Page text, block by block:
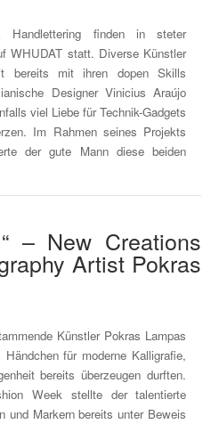
Handlettering finden in steter
WHUDAT statt. Diverse Künstler
bereits mit ihren dopen Skills
Designer Vinicius Araújo
viel Liebe für Technik-Gadgets
Im Rahmen seines Projekts
der gute Mann diese beiden
– New Creations
Artist Pokras
Künstler Pokras Lampas
für moderne Kalligrafie,
bereits überzeugen durften.
Week stellte der talentierte
und Markern bereits unter Beweis